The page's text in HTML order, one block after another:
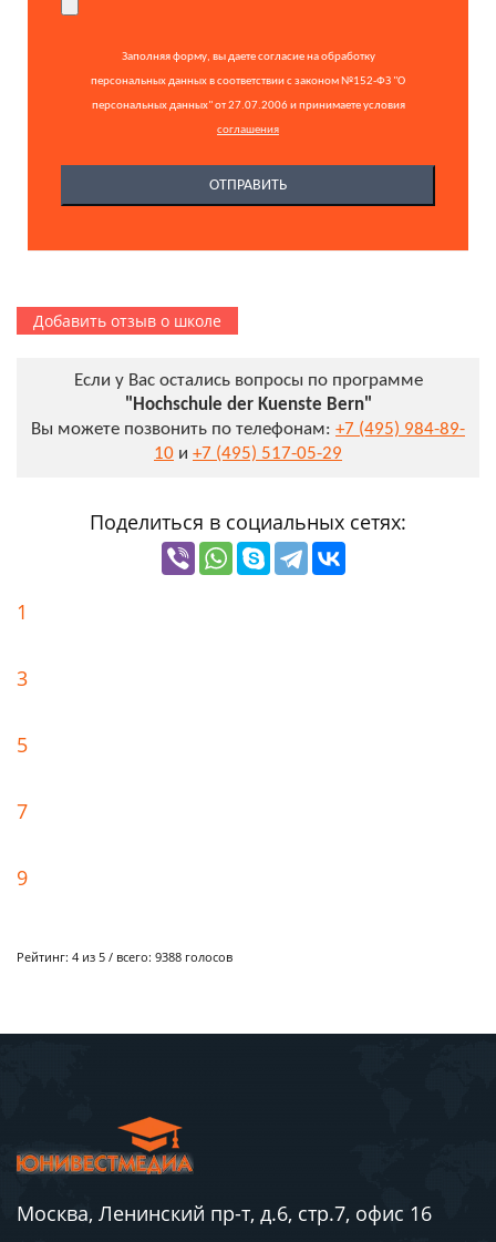
Заполняя форму, вы даете согласие на обработку
персональных данных в соответствии с законом №152-ФЗ "О
персональных данных" от 27.07.2006 и принимаете условия
соглашения
Добавить отзыв о школе
Если у Вас остались вопросы по программе
"Hochschule der Kuenste Bern"
Вы можете позвонить по телефонам: +7 (495) 984-89-
10 и +7 (495) 517-05-29
Поделиться в социальных сетях:
1
3
5
7
9
Рейтинг: 4 из 5 / всего: 9388 голосов
Москва, Ленинский пр-т, д.6, стр.7, офис 16